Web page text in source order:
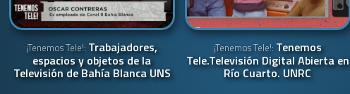
¡Tenemos Tele!: Trabajadores,
espacios y objetos de la
Televisión de Bahía Blanca UNS
¡Tenemos Tele!: Tenemos
Tele.Televisión Digital Abierta en
Río Cuarto. UNRC